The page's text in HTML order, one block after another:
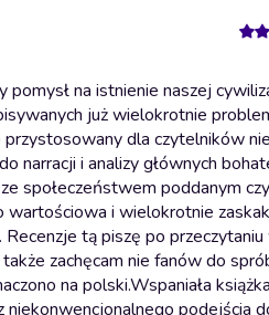
na istnienie naszej
już wielokrotnie
dla czytelników
narracji i analizy głównych
społeczeństwem poddanym
wartościowa i wielokrotnie
tą piszę po
zachęcam nie fanów do
na polski.Wspaniała
podejścia